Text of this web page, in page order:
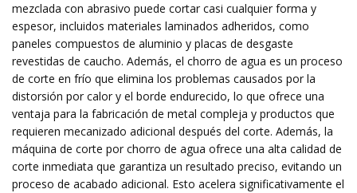
mezclada con abrasivo puede cortar casi cualquier forma y
espesor, incluidos materiales laminados adheridos, como
paneles compuestos de aluminio y placas de desgaste
revestidas de caucho. Además, el chorro de agua es un proceso
de corte en frío que elimina los problemas causados ​​por la
distorsión por calor y el borde endurecido, lo que ofrece una
ventaja para la fabricación de metal compleja y productos que
requieren mecanizado adicional después del corte. Además, la
máquina de corte por chorro de agua ofrece una alta calidad de
corte inmediata que garantiza un resultado preciso, evitando un
proceso de acabado adicional. Esto acelera significativamente el